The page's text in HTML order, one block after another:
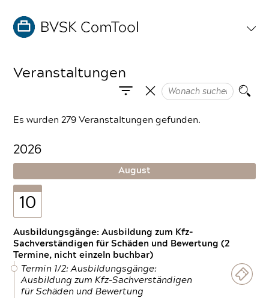
Veranstaltungen
Es wurden 279 Veranstaltungen gefunden.
2026
August
10
Ausbildungsgänge: Ausbildung zum Kfz-
Sachverständigen für Schäden und Bewertung (2
Termine, nicht einzeln buchbar)
Termin 1/2: Ausbildungsgänge:
Ausbildung zum Kfz-Sachverständigen
für Schäden und Bewertung